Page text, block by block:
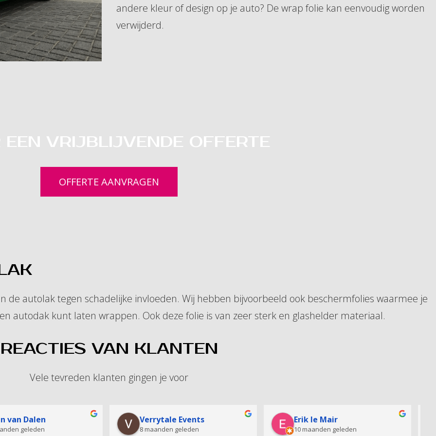
andere kleur of design op je auto? De wrap folie kan eenvoudig worden
verwijderd.
EEN VRIJBLIJVENDE OFFERTE
OFFERTE AANVRAGEN
autolak tegen schadelijke invloeden. Wij hebben bijvoorbeeld ook beschermfolies waarmee je
autodak kunt laten wrappen. Ook deze folie is van zeer sterk en glashelder materiaal.
REACTIES VAN KLANTEN
Vele tevreden klanten gingen je voor
Cullens
jaar
Sibel Tosak
vorig jaar
Vincent van Dijk
vorig jaar